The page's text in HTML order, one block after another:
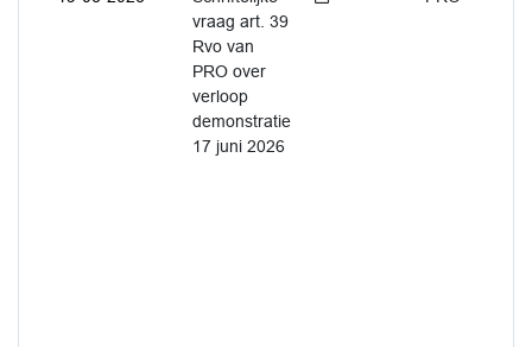
vraag art. 39
Rvo van
PRO over
verloop
demonstratie
17 juni 2026